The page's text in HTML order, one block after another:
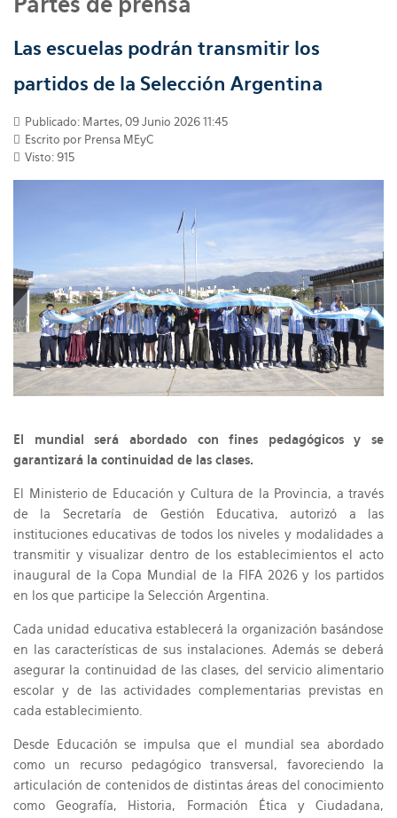
Las escuelas podrán transmitir los
partidos de la Selección Argentina
Publicado: Martes, 09 Junio 2026 11:45
Escrito por Prensa MEyC
Visto: 915
El mundial será abordado con fines pedagógicos y se
garantizará la continuidad de las clases.
El Ministerio de Educación y Cultura de la Provincia, a través
de la Secretaría de Gestión Educativa, autorizó a las
instituciones educativas de todos los niveles y modalidades a
transmitir y visualizar dentro de los establecimientos el acto
inaugural de la Copa Mundial de la FIFA 2026 y los partidos
en los que participe la Selección Argentina.
Cada unidad educativa establecerá la organización basándose
en las características de sus instalaciones. Además se deberá
asegurar la continuidad de las clases, del servicio alimentario
escolar y de las actividades complementarias previstas en
cada establecimiento.
Desde Educación se impulsa que el mundial sea abordado
como un recurso pedagógico transversal, favoreciendo la
articulación de contenidos de distintas áreas del conocimiento
como Geografía, Historia, Formación Ética y Ciudadana,